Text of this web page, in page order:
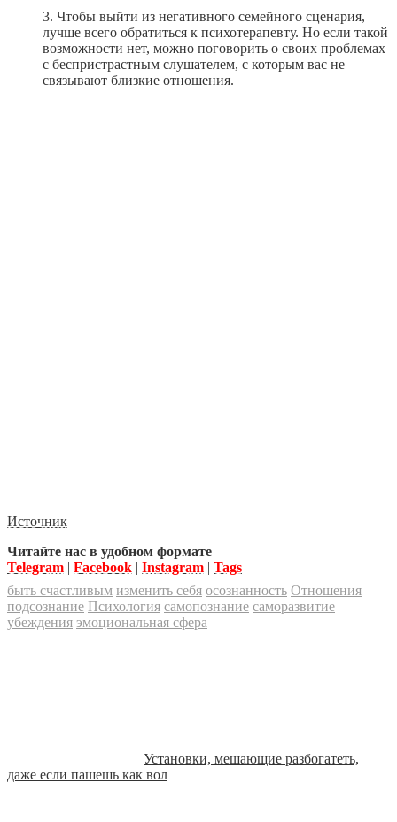
3. Чтобы выйти из негативного семейного сценария,
лучше всего обратиться к психотерапевту. Но если такой
возможности нет, можно поговорить о своих проблемах
с беспристрастным слушателем, с которым вас не
связывают близкие отношения.
Источник
Читайте нас в удобном формате
Telegram
Facebook Instagram
Tags
быть счастливым изменить себя осознанность Отношения
подсознание Психология самопознание саморазвитие
убеждения эмоциональная сфера
Установки, мешающие разбогатеть,
даже если пашешь как вол